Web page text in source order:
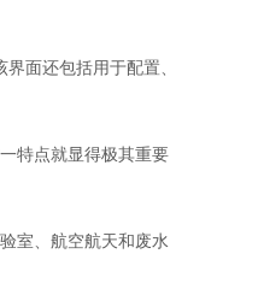
面还包括用于配置、
特点就显得极其重要
室、航空航天和废水